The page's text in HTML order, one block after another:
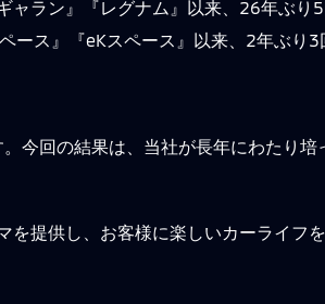
ャラン』『レグナム』以来、26年ぶり5
ース』『eKスペース』以来、2年ぶり3
今回の結果は、当社が長年にわたり
提供し、お客様に楽しいカーライフ